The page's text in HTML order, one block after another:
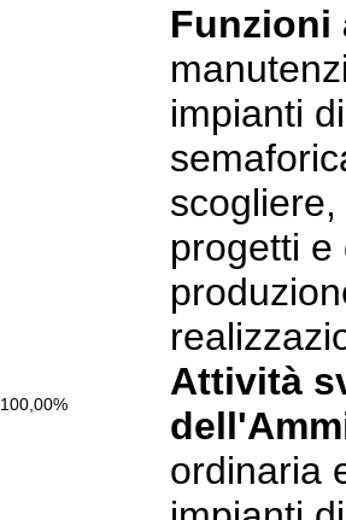
100,00%
impianti
progetti e
Attività
ordinaria